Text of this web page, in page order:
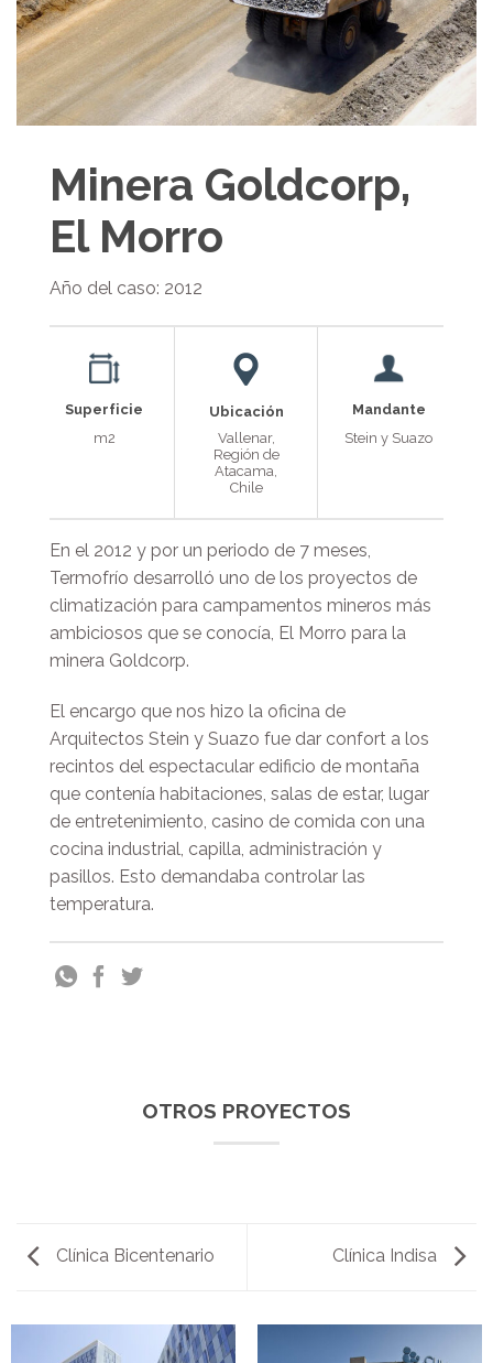
Minera Goldcorp,
El Morro
Año del caso: 2012
Superficie
m2
Ubicación
Vallenar,
Región de
Atacama,
Chile
Mandante
Stein y Suazo
En el 2012 y por un periodo de 7 meses,
Termofrío desarrolló uno de los proyectos de
climatización para campamentos mineros más
ambiciosos que se conocía, El Morro para la
minera Goldcorp.
El encargo que nos hizo la oficina de
Arquitectos Stein y Suazo fue dar confort a los
recintos del espectacular edificio de montaña
que contenía habitaciones, salas de estar, lugar
de entretenimiento, casino de comida con una
cocina industrial, capilla, administración y
pasillos. Esto demandaba controlar las
temperatura.
OTROS PROYECTOS
Clínica Bicentenario Clínica Indisa